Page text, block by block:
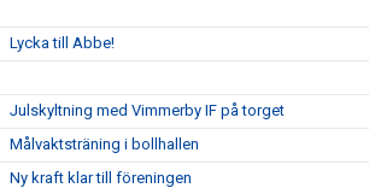
Lycka till Abbe!
Julskyltning med Vimmerby IF på torget
Målvaktsträning i bollhallen
Ny kraft klar till föreningen